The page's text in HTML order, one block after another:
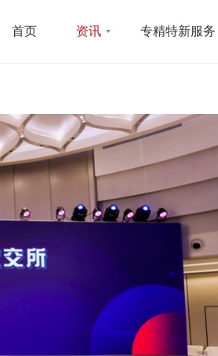
首页 资讯 专精特新服务